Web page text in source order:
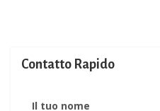
Contatto Rapido
Il tuo nome